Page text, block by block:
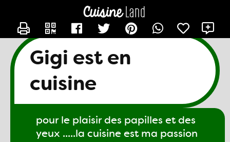
Gigi est en
cuisine
pour le plaisir des papilles et des
yeux .....la cuisine est ma passion
CONTACTER GIGI61